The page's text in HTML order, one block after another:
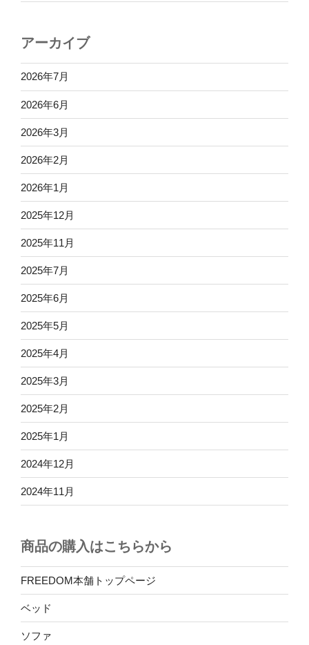
アーカイブ
2026年7月
2026年6月
2026年3月
2026年2月
2026年1月
2025年12月
2025年11月
2025年7月
2025年6月
2025年5月
2025年4月
2025年3月
2025年2月
2025年1月
2024年12月
2024年11月
商品の購入はこちらから
FREEDOM本舗トップページ
ベッド
ソファ